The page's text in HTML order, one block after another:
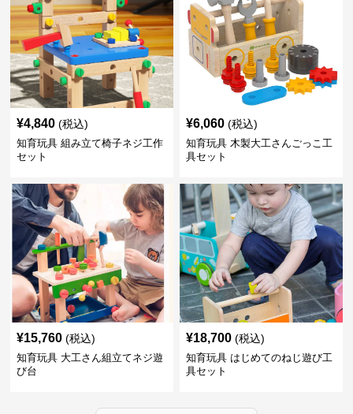
¥4,840 (税込)
知育玩具 組み立て椅子ネジ工作
セット
¥6,060 (税込)
知育玩具 木製大工さんごっこ工
具セット
¥15,760 (税込)
知育玩具 大工さん組立てネジ遊
び台
¥18,700 (税込)
知育玩具 はじめてのねじ遊び工
具セット